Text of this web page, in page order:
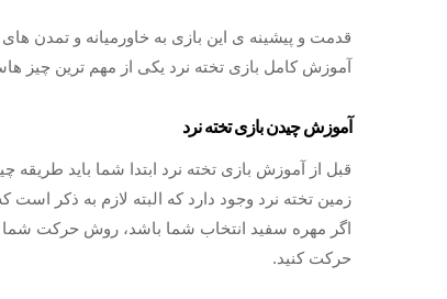
قدمت و پیشینه ی این بازی به خاورمیانه و تمدن
آموزش کامل بازی تخته نرد یکی از مهم ترین چیز
آموزش چیدن بازی تخته نرد
قبل از آموزش بازی تخته نرد ابتدا شما باید طریقه
زمین تخته نرد وجود دارد که البته لازم به ذکر است
اگر مهره سفید انتخاب شما باشد، روش حرکت
حرکت کنید.